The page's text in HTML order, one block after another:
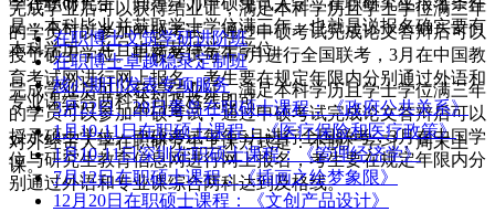
完成学业后可以获得结业证，满足本科学历且学士学位满三年
的学员可以参加申硕考试，通过申硕考试完成论文答辩后可以
授予硕士学位。申硕考试每年5月进行全国联考，3月在中国教
育考试网进行网上报名，考生要在规定年限内分别通过外语和
专业课综合两科达到及格线即可。
对外经贸大学在职研究生上课方式是：不脱产学习，周末上
课。
是：本科毕业并获取学士学位满三年。也就是说报名确实要有
本科学历，并且也要获得学士学位。
完成学业后可以获得结业证，满足本科学历且学士学位满三年
的学员可以参加申硕考试，通过申硕考试完成论文答辩后可以
授予硕士学位。申硕考试每年5月进行全国联考，3月在中国学
位与研究生教育信息网进行网上报名，考生要在规定年限内分
别通过外语和专业课综合两科达到及格线。
在职博士文筑学研进阶班
在职博士卓越稳录定制班
核心期刊发表专项服务
3月22日、28日青岛在职硕士课程：《政府公共关系》
1月10-11日在职硕士课程：《医疗保险和医疗政策》
1月10-11日深圳在职硕士课程：《管理经济学》
7月12日在职硕士课程：《插画之绘梦象限》
12月20日在职硕士课程：《文创产品设计》